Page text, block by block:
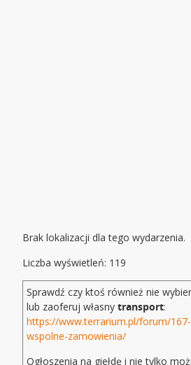
Brak lokalizacji dla tego wydarzenia.
Liczba wyświetleń: 119
Sprawdź czy ktoś również nie
lub zaoferuj własny transport:
https://www.terrarium.pl/forum/
wspolne-zamowienia/
Ogłoszenia na giełdę i nie tylko